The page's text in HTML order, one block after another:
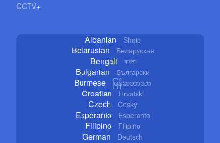
CCTV+
Albanian Shqip
Belarusian Беларуская
Bengali বাংলা
Bulgarian Български
Burmese မြန်မာဘာသာ
Croatian Hrvatski
Czech Český
Esperanto Esperanto
Filipino Filipino
German Deutsch